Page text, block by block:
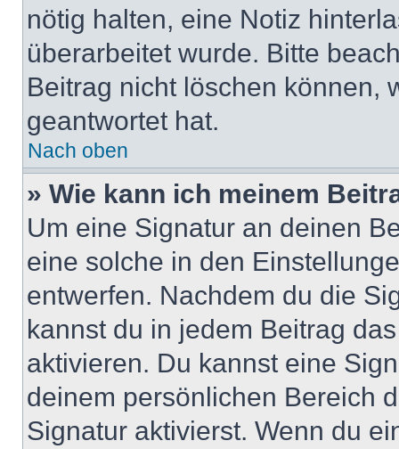
nötig halten, eine Notiz
überarbeitet wurde. Bitte
Beitrag nicht löschen können,
geantwortet hat.
Nach oben
» Wie kann ich meinem
Um eine Signatur an deinen
eine solche in den
entwerfen. Nachdem du die
kannst du in jedem Beitrag
aktivieren. Du kannst eine
deinem persönlichen Bereich
Signatur aktivierst. Wenn du